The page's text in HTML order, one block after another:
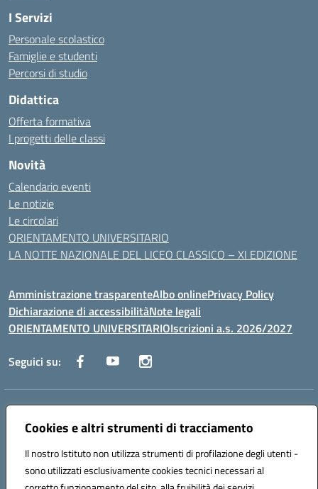
Cookies e altri strumenti di tracciamento
Il nostro Istituto non utilizza strumenti di profilazione degli utenti -
sono utilizzati esclusivamente cookies tecnici necessari al
I Servizi
Personale scolastico
Famiglie e studenti
Percorsi di studio
Didattica
Offerta formativa
I progetti delle classi
Novità
Calendario eventi
Le notizie
Le circolari
ORIENTAMENTO UNIVERSITARIO
LA NOTTE NAZIONALE DEL LICEO CLASSICO – XI EDIZIONE
Amministrazione trasparenteAlbo onlinePrivacy Policy
Dichiarazione di accessibilitàNote legali
ORIENTAMENTO UNIVERSITARIOIscrizioni a.s. 2026/2027
Seguici su:
Indirizzo:
Centralino:0882 331218 Email:fgps210002@istruzione.it
Codice fiscale: 93071630714
Codice meccanografico:
FGPS210002